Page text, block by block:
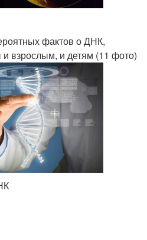
фактов о ДНК,
и взрослым, и детям (11 фото)